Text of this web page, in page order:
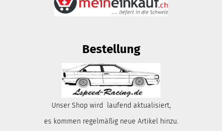
Bestellung
Unser Shop wird laufend aktualisiert,
es kommen regelmäßig neue Artikel hinzu.